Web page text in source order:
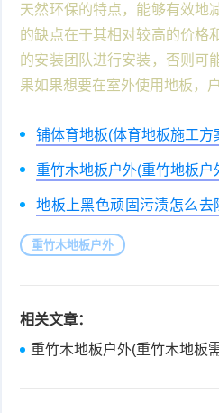
天然环保的特点，能够有效地
的缺点在于其相对较高的价格
的安装团队进行安装，否则可
果如果想要在室外使用地板，户
铺体育地板(体育地板施工方
重竹木地板户外(重竹地板户
地板上黑色顽固污渍怎么去
重竹木地板户外
相关文章：
重竹木地板户外(重竹木地板